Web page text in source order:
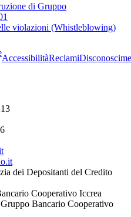
di Gruppo
violazioni (Whistleblowing)
AccessibilitàReclami
dei Depositanti del Credito
Cooperativo Iccrea
Bancario Cooperativo